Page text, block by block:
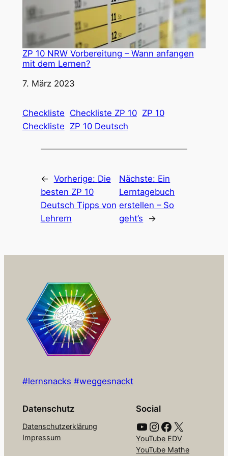
ZP 10 NRW Vorbereitung – Wann anfangen
mit dem Lernen?
Datum
7. März 2023
Checkliste Checkliste ZP 10 ZP 10
Checkliste ZP 10 Deutsch
← Vorherige: Die
besten ZP 10
Deutsch Tipps von
Lehrern
Nächste: Ein
Lerntagebuch
erstellen – So
geht’s
→
#lernsnacks #weggesnackt
Datenschutz
Datenschutzerklärung
Impressum
Social
YouTube Instagram Facebook X
YouTube EDV
YouTube Mathe